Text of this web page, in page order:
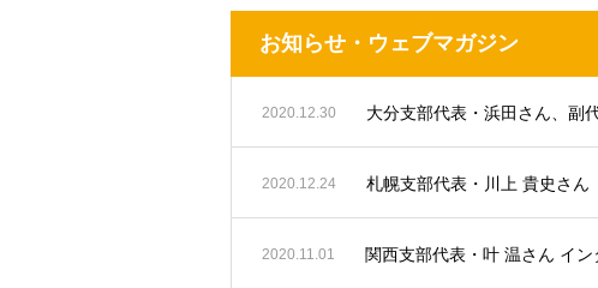
お知らせ・ウェブマガジン
2020.12.30
2020.12.24 札幌支部代表・川上 貴史さ
2020.11.01 関西支部代表・叶 温さん イン